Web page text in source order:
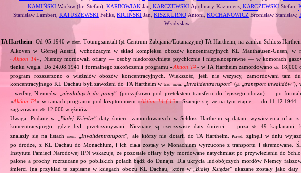
KAMIŃSKI Wacław (br. Stefan),KARBOWIAK Jan,KARCZEWSKI Apolinary Kazimierz,KARCZEWSKI Stefan,
Stanisław Lambert, KATUSZEWSKIFeliks, KICIŃSKIJan, KISZKURNOAntoni, KOCHANOWICZ Bronisław Stanisław,
Władysław
TA Hartheim: Od 05.1940 w niem. Tötungsanstalt (pl.
Centrum Zabijania/Eutanazyjne) TA Hartheim, na zamku Schloss
Alkoven w Górnej Austrii, wchodzącym w skład kompleksu obozów koncentracyjnych KL Mauthausen‐Gusen, w
«Aktion T4», Niemcy mordowali ofiary — osoby niedorozwinięte psychicznie i niepełnosprawne — w komorach
tlenku węgla. Do 24.08.1941 i formalnego zakończenia programu «Aktion T4» w TA Hartheim zamordowanook.
18,000
program rozszerzono o więźniów obozów koncentracyjnych. Większość, jeśli nie wszyscy, zamordowani tam
koncentracyjnego KL Dachau byli zawożeni do TA Hartheim wtzw. niem. Invalidentransport” (pl. „transport inwalidów”),
i według Niemców „ niezdolnych do pracy” (początkowo pod pretekstem transferu do lepszego obozu) — po
«Aktion T4» w ramach programu pod kryptonimem «Aktion 14 f 13». Szacuje się, że na tym etapie — do 11.12.1944
zagazowanook.
12,000 więźniów.
Uwaga: Podane w „ Białej Księdze” daty śmierci zamordowanych w Schloss Hartheim są datami wywiezienia ofiar z
koncentracyjnego, gdzie byli przetrzymywani. Nieznane są rzeczywiste daty śmierci — poza
ok.
49 kapłanami,
znalazły się na listach
niem. Invalidentransport”, ale którzy nie dotarli do TA Hartheim.Prawd.
zginęli w dniu
po drodze, z KL Dachau do Monachium, i ich ciała zostały w Monachium wyrzucone z transportu i skremowane.
Instytutu Pamięci Narodowej IPN wskazuje, że pozostałe ofiary były mordowane natychmiast po przywiezieniu do
palone a prochy rozrzucane po pobliskich polach bądź do Dunaju. Dla ukrycia ludobójczych mordów Niemcy
śmierci (na przykład te zapisane w księgach obozu KL Dachau, które w „Białej Księdze” ukazane zostały jako daty